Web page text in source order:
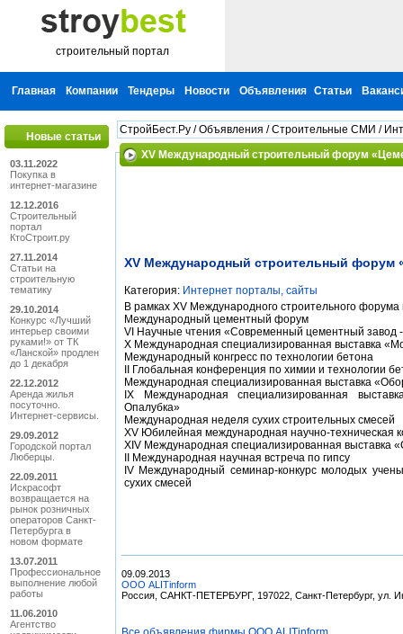
строительный портал
Главная Компании Тендеры Новости Объявления Статьи
Новые статьи
03.11.2022
Покупка в
интернет-магазине
12.12.2016
Строительный
портал
КтоСтроит.ру
27.11.2014
Статьи на
строительную
тематику
29.10.2014
Конкурс «Лучший
интерьер своими
руками!» от ТК
«Ланской» продлен
до 1 декабря
22.12.2012
Аренда жилья
посуточно.
Интернет-сервисы.
29.09.2012
Городской портал
Люберцы.
22.09.2011
Искрасофт
возвращается на
рынок розничных
операторов Санкт-
Петербурга в
новом формате
13.07.2011
Профессиональное
выполнение любой
работы
11.06.2010
Агентство
СтройБест.Ру /Объявления /Строительные СМИ /
XV Международный строительный форум
XV Международный строительный форум
Категория: Интернет порталы, сайты
В рамках XV Международного строительного форума
Международный цементный форум
VI Научные чтения «Современный цементный завод
X Международная специализированная выставка
Международный конгресс по технологии бетона
II Глобальная конференция по химии и технологии
Международная специализированная выставка
IX Международная специализированная
Опалубка»
Международная неделя сухих строительных смесей
XV Юбилейная международная научно-техническая
XIV Международная специализированная выставка
II Международная научная встреча по гипсу
IV Международный семинар-конкурс молодых
сухих смесей
09.09.2013
ООО ALITinform
Россия, САНКТ-ПЕТЕРБУРГ, 197022, Санкт-Петербург, ул.